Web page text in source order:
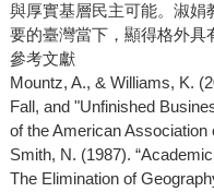
與厚實基層民主可能。淑娟
要的臺灣當下，顯得格外具
參考文獻
Mountz, A., & Williams, K.
Fall, and "Unfinished
of the American Association
Smith, N. (1987).
The Elimination of